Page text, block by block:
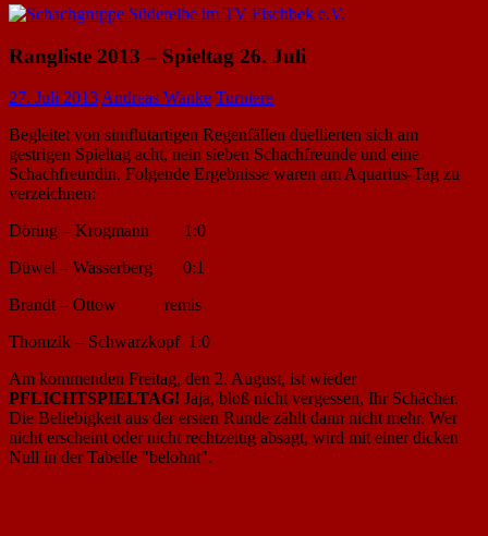
Rangliste 2013 – Spieltag 26. Juli
27. Juli 2013Andreas Wanke Turniere
Begleitet von sintflutartigen Regenfällen duellierten sich am
gestrigen Spieltag acht, nein sieben Schachfreunde und eine
Schachfreundin. Folgende Ergebnisse waren am Aquarius-Tag zu
verzeichnen:
Döring – Krogmann 1:0
Düwel – Wasserberg 0:1
Brandt – Ottow remis
Thomzik – Schwarzkopf 1:0
Am kommenden Freitag, den 2. August, ist wieder
PFLICHTSPIELTAG! Jaja, bloß nicht vergessen, Ihr Schächer.
Die Beliebigkeit aus der ersten Runde zählt dann nicht mehr. Wer
nicht erscheint oder nicht rechtzeitig absagt, wird mit einer dicken
Null in der Tabelle "belohnt".